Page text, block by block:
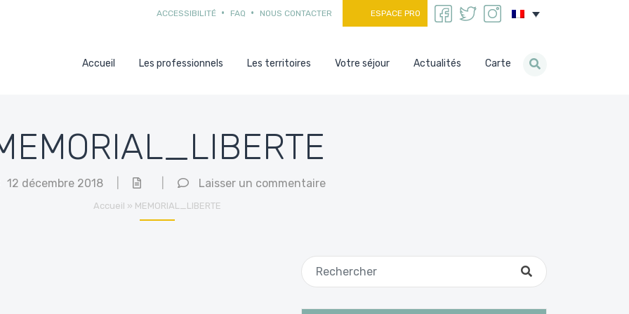
ACCESSIBILITÉ FAQ NOUS CONTACTER ESPACE PRO
Accueil Les professionnels Les territoires Votre séjour Actualités Carte
12 décembre 2018 Laisser un commentaire
Accueil » MEMORIAL_LIBERTE